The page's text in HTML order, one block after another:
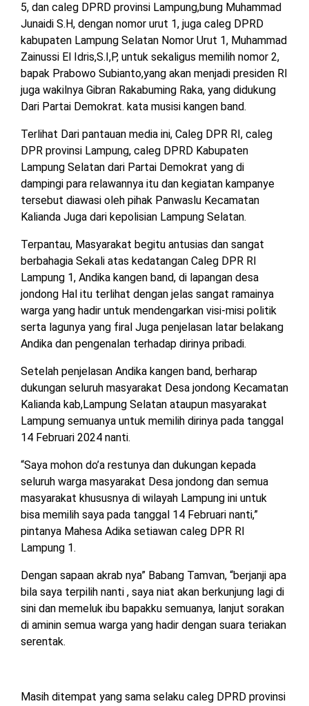
5, dan caleg DPRD provinsi Lampung,bung Muhammad
Junaidi S.H, dengan nomor urut 1, juga caleg DPRD
kabupaten Lampung Selatan Nomor Urut 1, Muhammad
Zainussi El Idris,S.I,P, untuk sekaligus memilih nomor 2,
bapak Prabowo Subianto,yang akan menjadi presiden RI
juga wakilnya Gibran Rakabuming Raka, yang didukung
Dari Partai Demokrat. kata musisi kangen band.
Terlihat Dari pantauan media ini, Caleg DPR RI, caleg
DPR provinsi Lampung, caleg DPRD Kabupaten
Lampung Selatan dari Partai Demokrat yang di
dampingi para relawannya itu dan kegiatan kampanye
tersebut diawasi oleh pihak Panwaslu Kecamatan
Kalianda Juga dari kepolisian Lampung Selatan.
Terpantau, Masyarakat begitu antusias dan sangat
berbahagia Sekali atas kedatangan Caleg DPR RI
Lampung 1, Andika kangen band, di lapangan desa
jondong Hal itu terlihat dengan jelas sangat ramainya
warga yang hadir untuk mendengarkan visi-misi politik
serta lagunya yang firal Juga penjelasan latar belakang
Andika dan pengenalan terhadap dirinya pribadi.
Setelah penjelasan Andika kangen band, berharap
dukungan seluruh masyarakat Desa jondong Kecamatan
Kalianda kab,Lampung Selatan ataupun masyarakat
Lampung semuanya untuk memilih dirinya pada tanggal
14 Februari 2024 nanti.
“Saya mohon do’a restunya dan dukungan kepada
seluruh warga masyarakat Desa jondong dan semua
masyarakat khususnya di wilayah Lampung ini untuk
bisa memilih saya pada tanggal 14 Februari nanti,”
pintanya Mahesa Adika setiawan caleg DPR RI
Lampung 1.
Dengan sapaan akrab nya” Babang Tamvan, “berjanji apa
bila saya terpilih nanti , saya niat akan berkunjung lagi di
sini dan memeluk ibu bapakku semuanya, lanjut sorakan
di aminin semua warga yang hadir dengan suara teriakan
serentak.
Masih ditempat yang sama selaku caleg DPRD provinsi